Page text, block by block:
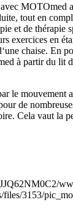
MOTOmed
tout en
et de thérapie
exercices en
chaise. En
à partir du lit
le mouvement
de
Cela vaut la